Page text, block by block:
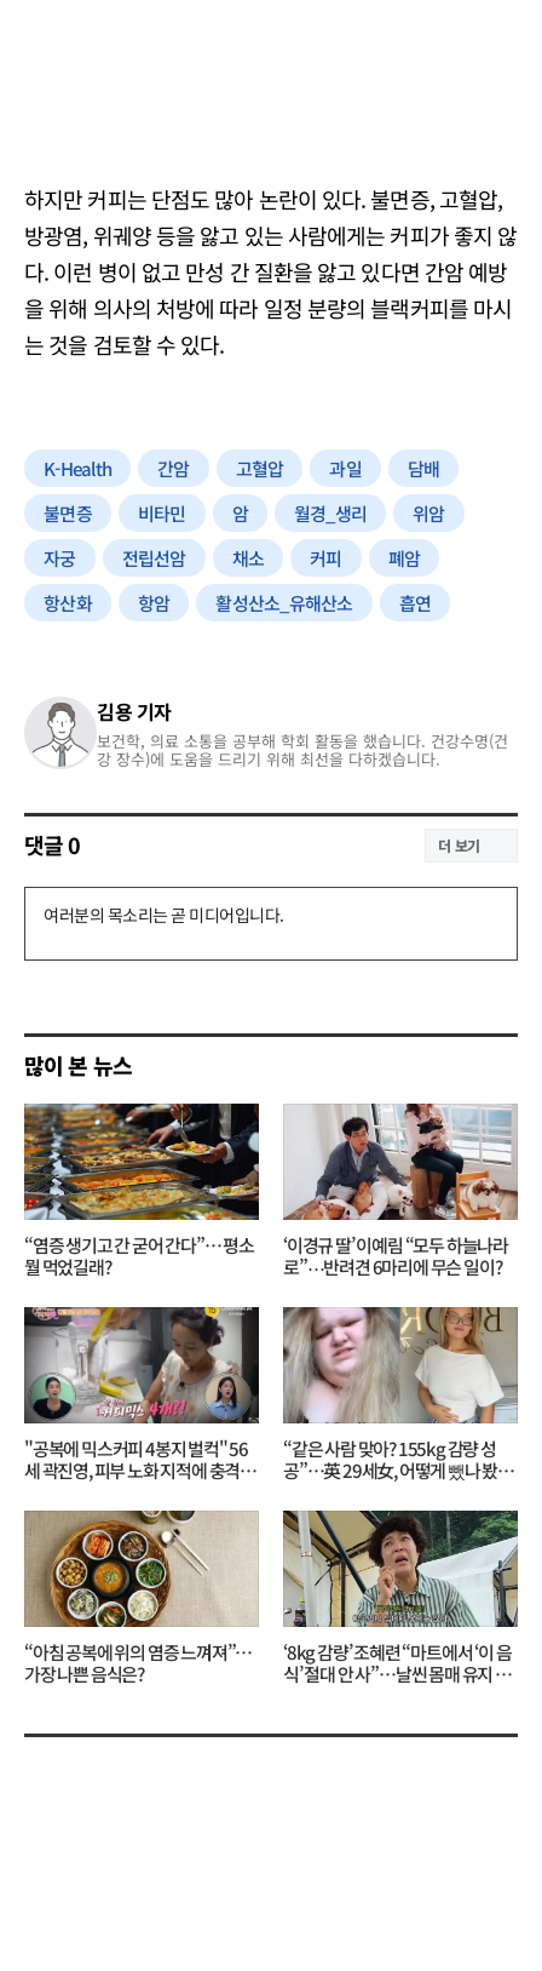
하지만 커피는 단점도 많아 논란이 있다. 불면증, 고혈압,
방광염, 위궤양 등을 앓고 있는 사람에게는 커피가 좋지 않
다. 이런 병이 없고 만성 간 질환을 앓고 있다면 간암 예방
을 위해 의사의 처방에 따라 일정 분량의 블랙커피를 마시
는 것을 검토할 수 있다.
K-Health 간암 고혈압 과일
담배
불면증
비타민 암 월경_생리
위암
자궁
전립선암 채소 커피
폐암
항산화
항암 활성산소_유해산소 흡연
김용 기자
보건학, 의료 소통을 공부해 학회 활동을 했습니다. 건강수명(건
강 장수)에 도움을 드리기 위해 최선을 다하겠습니다.
댓글0 더 보기
댓
기
많이 본 뉴스
“염증 생기고 간 굳어 간다”… 평소
뭘 먹었길래?
‘이경규 딸’ 이예림 “모두 하늘나라
로”⋯반려견 6마리에 무슨 일이?
"공복에 믹스커피 4봉지 벌컥" 56
세 곽진영, 피부 노화 지적에 충격…
“같은 사람 맞아? 155kg 감량 성
공”…英 29세女, 어떻게 뺐나 봤더
“아침 공복에 위의 염증 느껴져”…
가장 나쁜 음식은?
‘8kg 감량’ 조혜련 “마트에서 ‘이 음
식’ 절대 안 사”…날씬 몸매 유지 비